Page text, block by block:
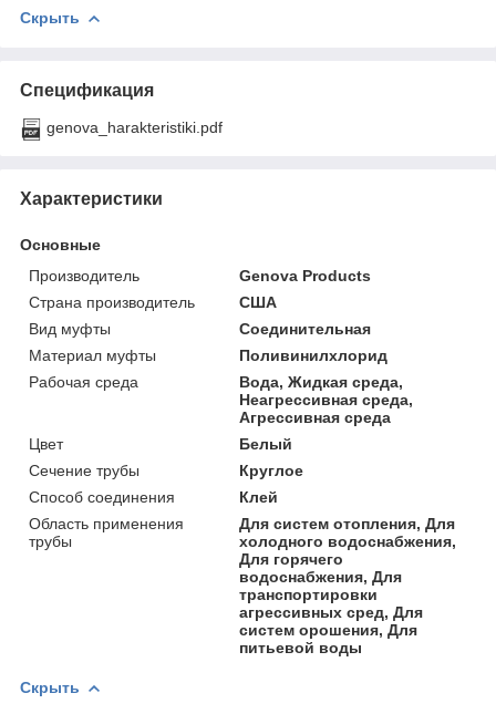
Скрыть
Спецификация
genova_harakteristiki.pdf
Характеристики
Основные
Производитель
Genova Products
Страна производитель
США
Вид муфты
Соединительная
Материал муфты
Поливинилхлорид
Рабочая среда
Вода, Жидкая среда,
Неагрессивная среда,
Агрессивная среда
Цвет
Белый
Сечение трубы
Круглое
Способ соединения
Клей
Область применения
трубы
Для систем отопления, Для
холодного водоснабжения,
Для горячего
водоснабжения, Для
транспортировки
агрессивных сред, Для
систем орошения, Для
питьевой воды
Скрыть